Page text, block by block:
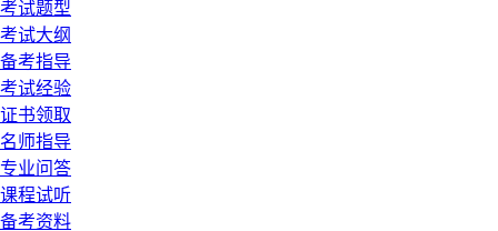
考试题型
考试大纲
备考指导
考试经验
证书领取
名师指导
专业问答
课程试听
备考资料